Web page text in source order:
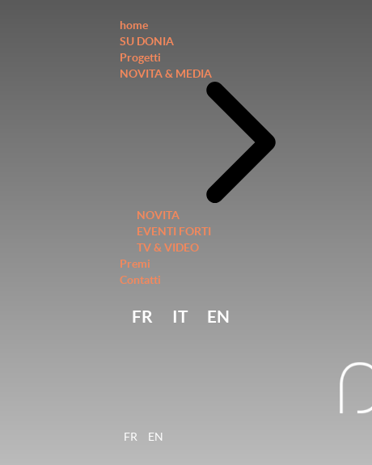
home
SU DONIA
Progetti
NOVITA & MEDIA
NOVITA
EVENTI FORTI
TV & VIDEO
Premi
Contatti
FR IT EN
FR EN